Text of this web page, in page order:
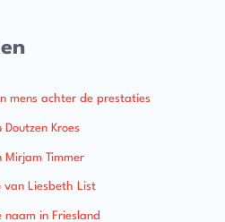
mens achter de prestaties
Kroes
Mirjam Timmer
van Liesbeth List
naam in Friesland